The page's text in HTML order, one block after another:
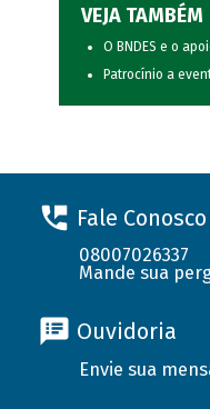
VEJA TAMBÉM
O BNDES e o
Patrocínio a
Fale Conosco
08007026337
Mande sua
Ouvidoria
Envie sua